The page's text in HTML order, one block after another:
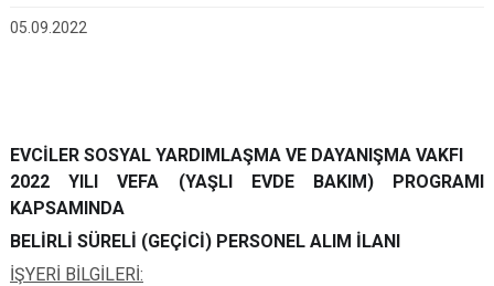
Evciler
05.09.2022
EVCİLER SOSYAL YARDIMLAŞMA VE DAYANIŞMA VAKFI
2022 YILI VEFA (YAŞLI EVDE BAKIM) PROGRAMI
KAPSAMINDA
BELİRLİ SÜRELİ (GEÇİCİ) PERSONEL ALIM İLANI
İŞYERİ BİLGİLERİ: